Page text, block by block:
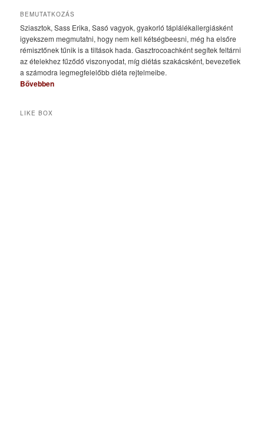
BEMUTATKOZÁS
Sziasztok, Sass Erika, Sasó vagyok, gyakorló táplálékallergiásként
igyekszem megmutatni, hogy nem kell kétségbeesni, még ha elsőre
rémisztőnek tűnik is a tiltások hada. Gasztrocoachként segítek feltárni
az ételekhez fűződő viszonyodat, míg diétás szakácsként, bevezetlek
a számodra legmegfelelőbb diéta rejtelmeibe.
Bővebben
LIKE BOX